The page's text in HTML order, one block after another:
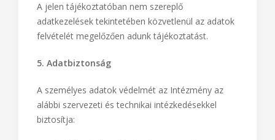
A jelen tájékoztatóban nem szereplő
adatkezelések tekintetében közvetlenül az adatok
felvételét megelőzően adunk tájékoztatást.
5. Adatbiztonság
A személyes adatok védelmét az Intézmény az
alábbi szervezeti és technikai intézkedésekkel
biztosítja: